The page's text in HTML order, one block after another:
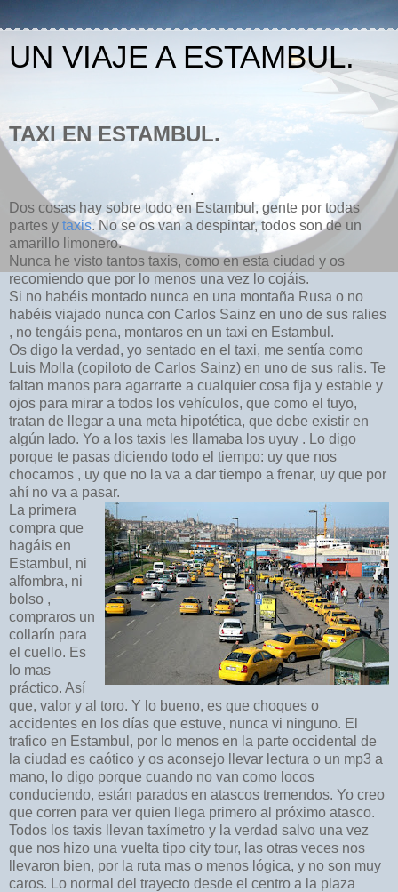
UN VIAJE A ESTAMBUL.
TAXI EN ESTAMBUL.
.
Dos cosas hay sobre todo en Estambul, gente por todas
partes y taxis. No se os van a despintar, todos son de un
amarillo limonero.
Nunca he visto tantos taxis, como en esta ciudad y os
recomiendo que por lo menos una vez lo cojáis.
Si no habéis montado nunca en una montaña Rusa o no
habéis viajado nunca con Carlos Sainz en uno de sus ralies
, no tengáis pena, montaros en un taxi en Estambul.
Os digo la verdad, yo sentado en el taxi, me sentía como
Luis Molla (copiloto de Carlos Sainz) en uno de sus ralis. Te
faltan manos para agarrarte a cualquier cosa fija y estable y
ojos para mirar a todos los vehículos, que como el tuyo,
tratan de llegar a una meta hipotética, que debe existir en
algún lado. Yo a los taxis les llamaba los uyuy . Lo digo
porque te pasas diciendo todo el tiempo: uy que nos
chocamos , uy que no la va a dar tiempo a frenar, uy que por
ahí no va a pasar.
La primera
compra que
hagáis en
Estambul, ni
alfombra, ni
bolso ,
compraros un
collarín para
el cuello. Es
lo mas
práctico. Así
que, valor y al toro. Y lo bueno, es que choques o
accidentes en los días que estuve, nunca vi ninguno. El
trafico en Estambul, por lo menos en la parte occidental de
la ciudad es caótico y os aconsejo llevar lectura o un mp3 a
mano, lo digo porque cuando no van como locos
conduciendo, están parados en atascos tremendos. Yo creo
que corren para ver quien llega primero al próximo atasco.
Todos los taxis llevan taxímetro y la verdad salvo una vez
que nos hizo una vuelta tipo city tour, las otras veces nos
llevaron bien, por la ruta mas o menos lógica, y no son muy
caros. Lo normal del trayecto desde el centro a la plaza